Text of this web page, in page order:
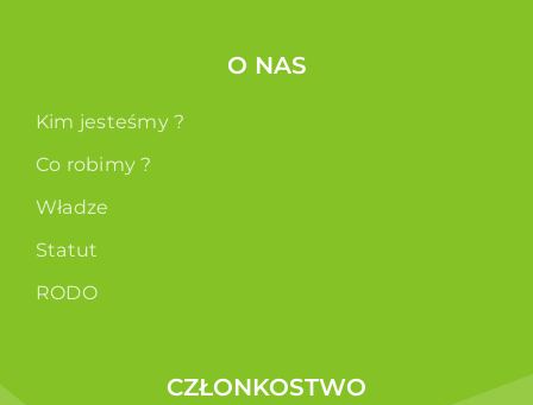
O NAS
Kim jesteśmy ?
Co robimy ?
Władze
Statut
RODO
CZŁONKOSTWO